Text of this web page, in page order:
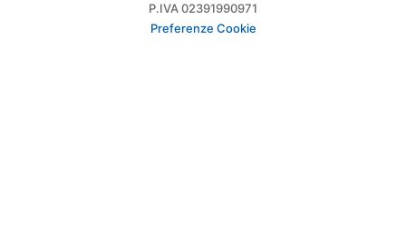
P.IVA 02391990971
Preferenze Cookie